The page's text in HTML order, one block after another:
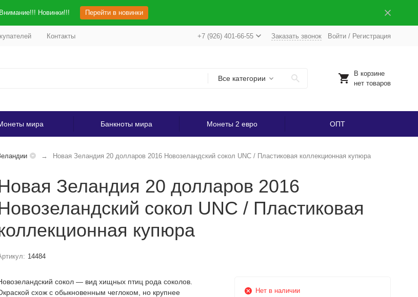
Внимание!!! Новинки!!! Перейти в новинки
Контакты +7 (926) 401-66-55 Заказать звонок Войти/ Регистрация
Все категории
В корзине
нет товаров
мира Банкноты мира Монеты 2 евро ОПТ
Новая Зеландия 20 долларов 2016 Новозеландский сокол UNC / Пластиковая коллекционная купюра
Зеландия 20 долларов 2016
сокол UNC / Пластиковая
купюра
14484
сокол — вид хищных птиц рода соколов.
схож с обыкновенным чеглоком, но крупнее
Нет в наличии